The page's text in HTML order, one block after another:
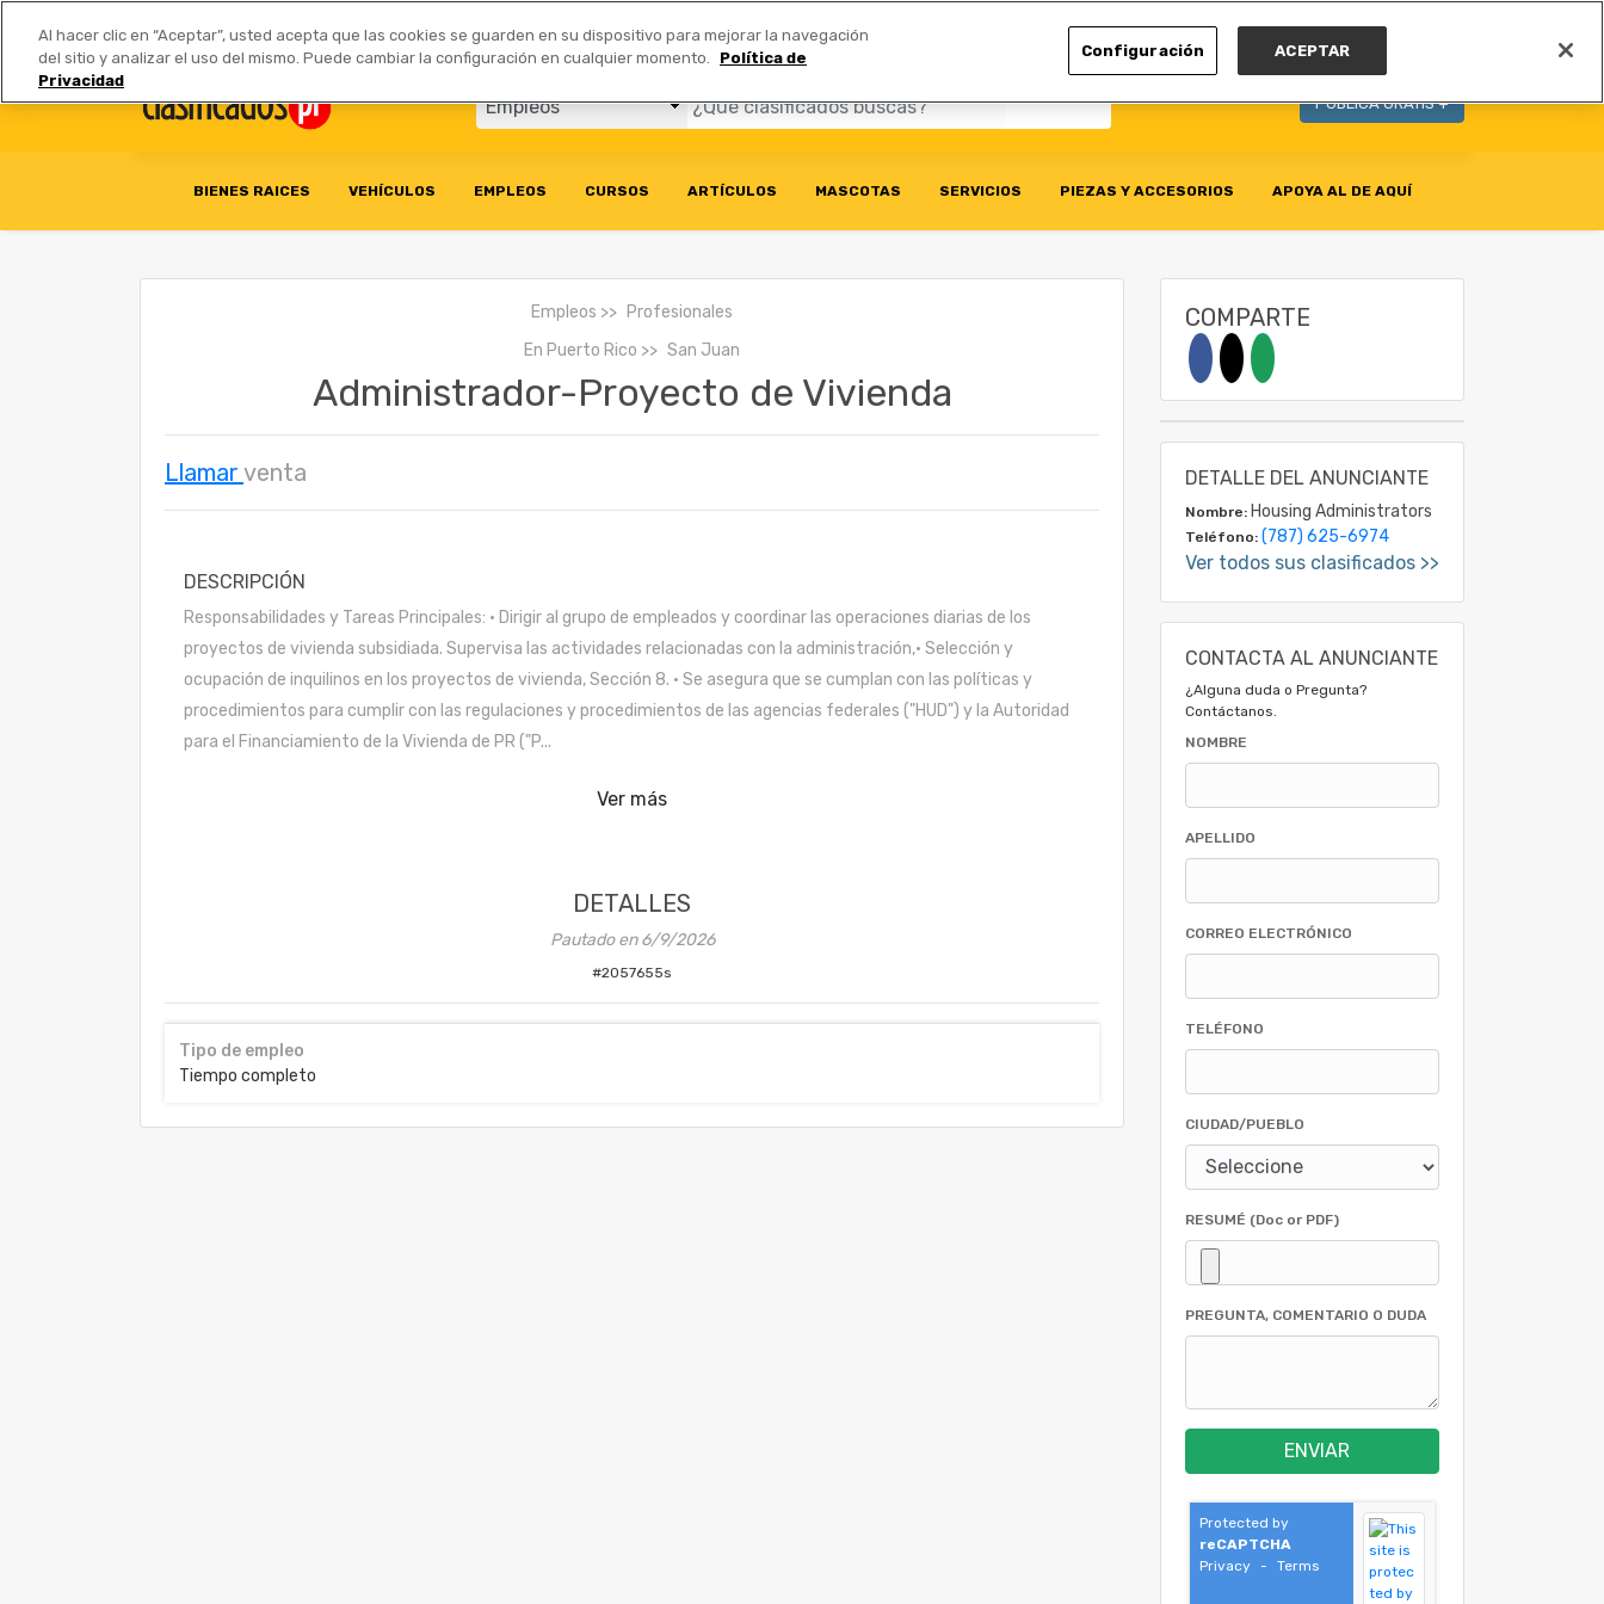
Anúnciate | Tarifas Socios Comerciales
PUBLICA GRATIS +
BIENES RAICES VEHÍCULOS EMPLEOS CURSOS ARTÍCULOS MASCOTAS SERVICIOS PIEZAS Y ACCESORIOS APOYA AL DE AQUÍ
Empleos
Profesionales
En Puerto Rico San Juan
Administrador-Proyecto de Vivienda
Llamar venta
DESCRIPCIÓN
Responsabilidades y Tareas Principales: • Dirigir al grupo de empleados y coordinar las operaciones diarias de los
proyectos de vivienda subsidiada. Supervisa las actividades relacionadas con la administración,• Selección y
ocupación de inquilinos en los proyectos de vivienda, Sección 8. • Se asegura que se cumplan con las políticas y
procedimientos para cumplir con las regulaciones y procedimientos de las agencias federales ("HUD") y la Autoridad
para el Financiamiento de la Vivienda de PR ("P...
Ver más
DETALLES
Pautado en6/9/2026
#2057655s
Tipo de empleo
Tiempo completo
COMPARTE
DETALLE DEL ANUNCIANTE
Nombre: Housing Administrators
Teléfono: (787) 625-6974
Ver todos sus clasificados >>
CONTACTA AL ANUNCIANTE
¿Alguna duda o Pregunta?
Contáctanos.
NOMBRE
APELLIDO
CORREO ELECTRÓNICO
TELÉFONO
CIUDAD/PUEBLO
RESUMÉ (Doc or PDF)
PREGUNTA, COMENTARIO O DUDA
ENVIAR
Protected by
reCAPTCHA
Privacy
- Terms
Al hacer clic en “Aceptar”, usted acepta que las cookies se guarden en su dispositivo para mejorar la navegación
del sitio y analizar el uso del mismo. Puede cambiar la configuración en cualquier momento.
Política de
Privacidad
Configuración ACEPTAR